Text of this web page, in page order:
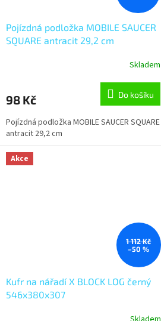
Pojízdná podložka MOBILE SAUCER
SQUARE antracit 29,2 cm
Skladem
98 Kč Do košíku
Pojízdná podložka MOBILE SAUCER SQUARE
antracit 29,2 cm
Akce
1 112 Kč
–50 %
Kufr na nářadí X BLOCK LOG černý
546x380x307